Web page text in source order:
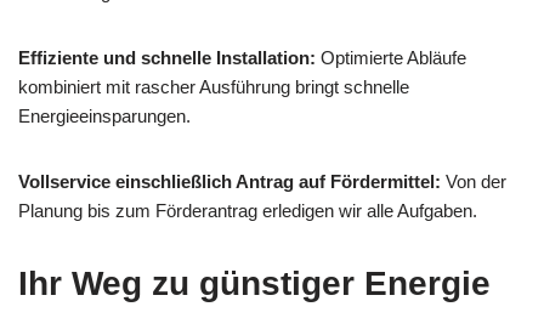
Effiziente und schnelle Installation: Optimierte Abläufe
kombiniert mit rascher Ausführung bringt schnelle
Energieeinsparungen.
Vollservice einschließlich Antrag auf Fördermittel: Von der
Planung bis zum Förderantrag erledigen wir alle Aufgaben.
Ihr Weg zu günstiger Energie